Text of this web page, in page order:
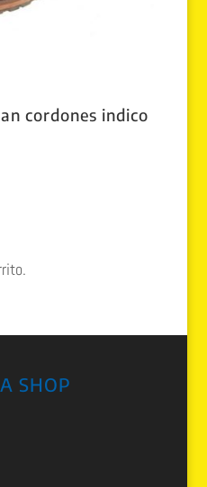
cordones indico
SHOP